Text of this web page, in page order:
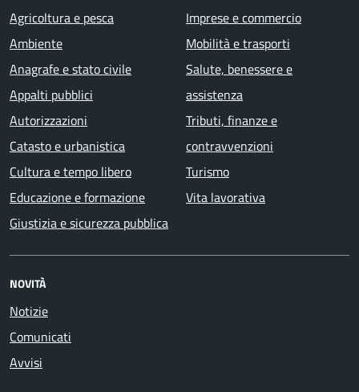
Agricoltura e pesca
Ambiente
Anagrafe e stato civile
Appalti pubblici
Autorizzazioni
Catasto e urbanistica
Cultura e tempo libero
Educazione e formazione
Giustizia e sicurezza pubblica
Imprese e commercio
Mobilità e trasporti
Salute, benessere e
assistenza
Tributi, finanze e
contravvenzioni
Turismo
Vita lavorativa
NOVITÀ
Notizie
Comunicati
Avvisi